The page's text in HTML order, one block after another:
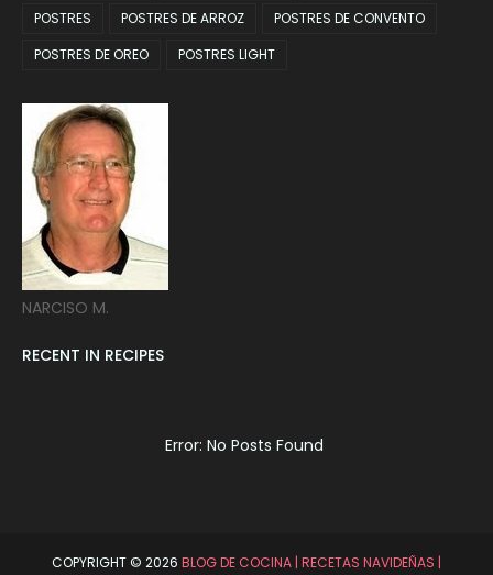
POSTRES
POSTRES DE ARROZ
POSTRES DE CONVENTO
POSTRES DE OREO
POSTRES LIGHT
NARCISO M.
RECENT IN RECIPES
Error: No Posts Found
COPYRIGHT © 2026 BLOG DE COCINA | RECETAS NAVIDEÑAS |